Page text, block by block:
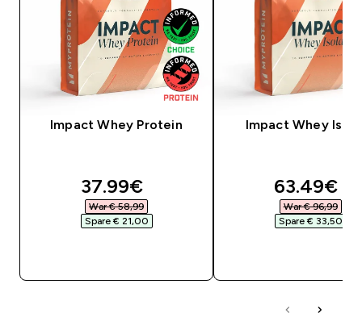
Impact Whey Protein
discounted price
37.99€‎
War € 58,99‎
Spare € 21,00‎
Impact Whey
63.49€‎
War € 96,99‎
Spare € 33,50‎